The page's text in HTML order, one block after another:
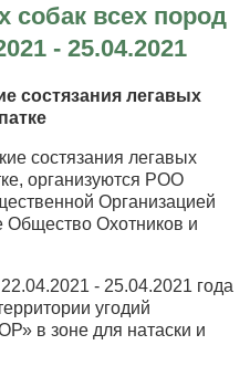
собак всех пород
- 25.04.2021
состязания легавых
состязания легавых
организуются РОО
Организацией
Общество Охотников и
- 25.04.2021 года
угодий
в зоне для натаски и